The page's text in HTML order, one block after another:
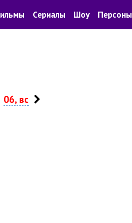
Сериалы Шоу Персоны
06, вс